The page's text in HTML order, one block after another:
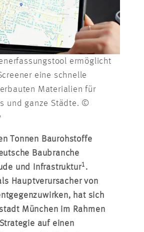
ermöglicht
eine schnelle
Materialien für
und ganze Städte. ©
Tonnen Baurohstoffe
Baubranche
und Infrastruktur1 .
Hauptverursacher von
hat sich
München im Rahmen
auf einen